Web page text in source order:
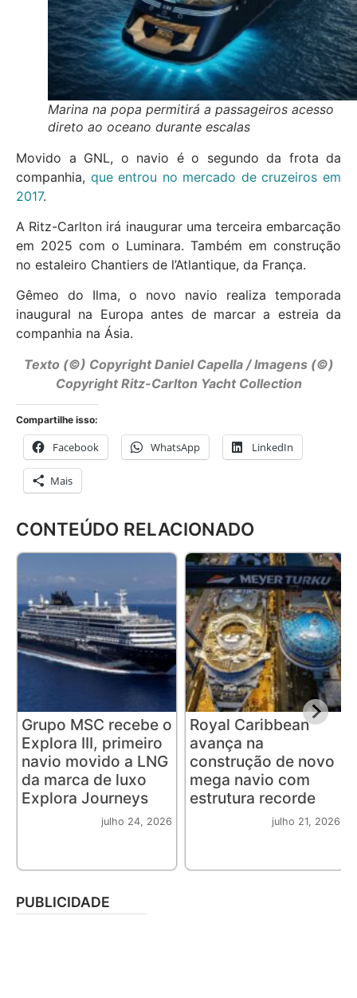
Marina na popa permitirá a passageiros acesso
direto ao oceano durante escalas
Movido a GNL, o navio é o segundo da frota da
companhia, que entrou no mercado de cruzeiros em
2017.
A Ritz-Carlton irá inaugurar uma terceira embarcação
em 2025 com o Luminara. Também em construção
no estaleiro Chantiers de l’Atlantique, da França.
Gêmeo do Ilma, o novo navio realiza temporada
inaugural na Europa antes de marcar a estreia da
companhia na Ásia.
Texto (©) Copyright Daniel Capella/ Imagens (©)
Copyright Ritz-Carlton Yacht Collection
Compartilhe isso:
Facebook WhatsApp LinkedIn
Mais
CONTEÚDO RELACIONADO
Grupo MSC recebe o
Explora III, primeiro
navio movido a LNG
da marca de luxo
Explora Journeys
julho 24, 2026
Royal Caribbean
avança na
construção de novo
mega navio com
estrutura recorde
julho 21, 2026
PUBLICIDADE